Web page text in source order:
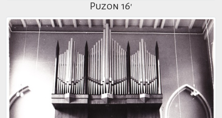
Puzon 16'